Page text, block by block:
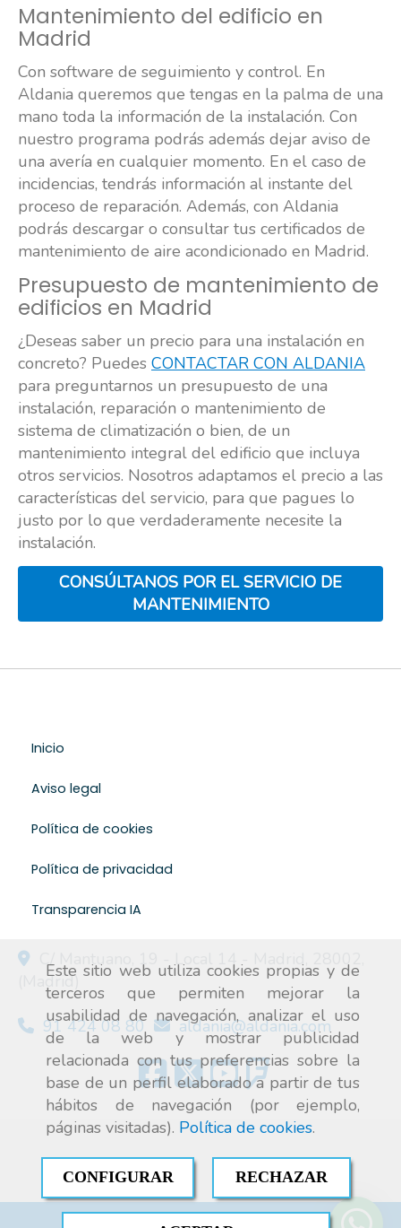
Este sitio web utiliza cookies propias y de
terceros que permiten mejorar la
usabilidad de navegación, analizar el uso
de la web y mostrar publicidad
relacionada con tus preferencias sobre la
base de un perfil elaborado a partir de tus
hábitos de navegación (por ejemplo,
páginas visitadas). Política de cookies.
CONFIGURAR RECHAZAR
Mantenimiento del edificio en
Madrid
Con software de seguimiento y control. En
Aldania queremos que tengas en la palma de una
mano toda la información de la instalación. Con
nuestro programa podrás además dejar aviso de
una avería en cualquier momento. En el caso de
incidencias, tendrás información al instante del
proceso de reparación. Además, con Aldania
podrás descargar o consultar tus certificados de
mantenimiento de aire acondicionado en Madrid.
Presupuesto de mantenimiento de
edificios en Madrid
¿Deseas saber un precio para una instalación en
concreto? Puedes CONTACTAR CON ALDANIA
para preguntarnos un presupuesto de una
instalación, reparación o mantenimiento de
sistema de climatización o bien, de un
mantenimiento integral del edificio que incluya
otros servicios. Nosotros adaptamos el precio a las
características del servicio, para que pagues lo
justo por lo que verdaderamente necesite la
instalación.
CONSÚLTANOS POR EL SERVICIO DE
MANTENIMIENTO
Inicio
Aviso legal
Política de cookies
Política de privacidad
Transparencia IA
C/ Mantuano, 19 - Local 14 - Madrid 28002
(Madrid)
91 424 08 80 aldania aldania.com